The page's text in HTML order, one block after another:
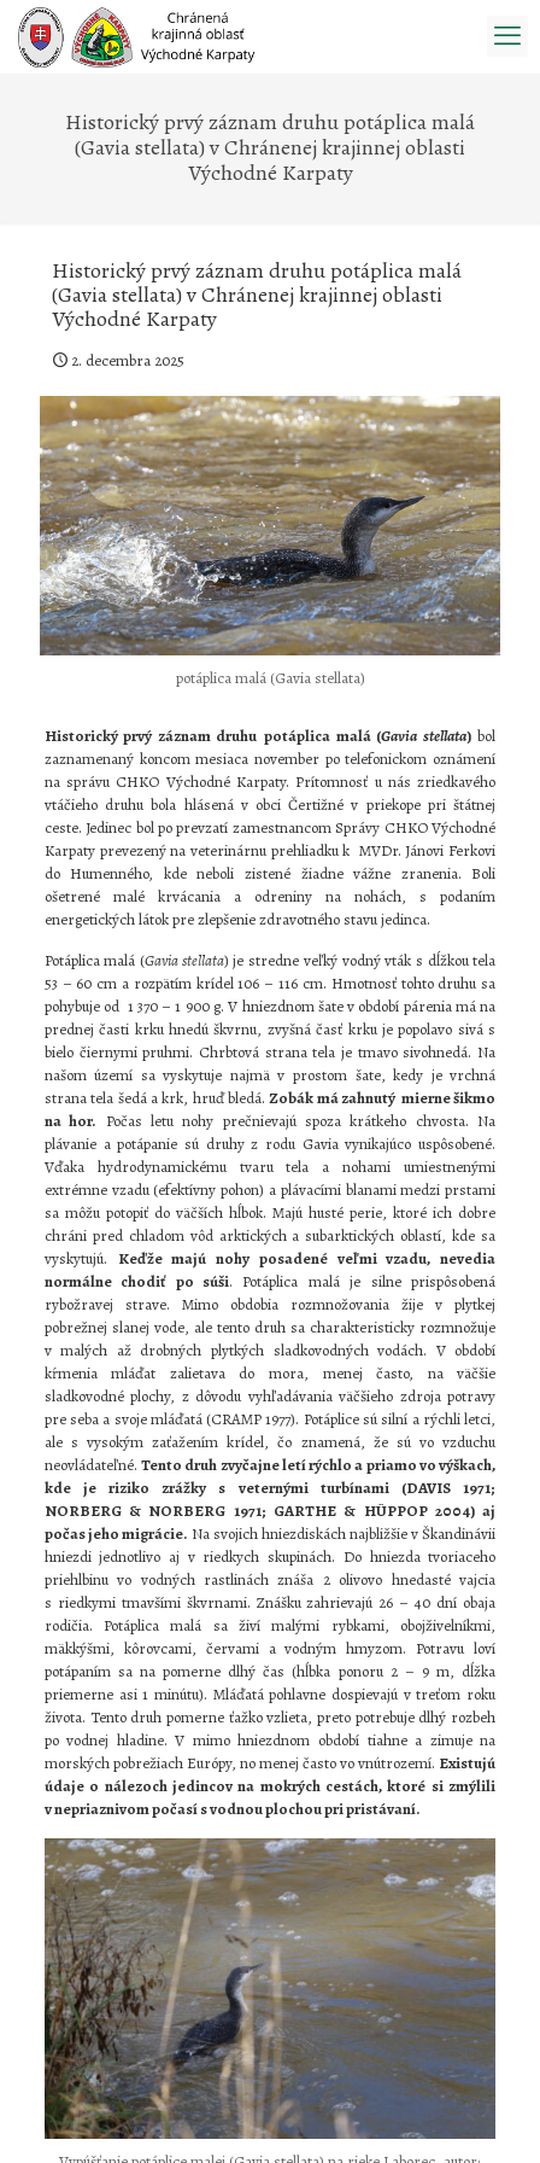
Prejsť
obsah
Historický prvý záznam druhu potáplica malá
(Gavia stellata) v Chránenej krajinnej oblasti
Východné Karpaty
Historický prvý záznam druhu potáplica malá
(Gavia stellata) v Chránenej krajinnej oblasti
Východné Karpaty
2. decembra 2025
potáplica malá (Gavia stellata)
Historický prvý záznam druhu potáplica malá (Gavia stellata)bol
zaznamenaný koncom mesiaca november po telefonickom oznámení
na správu CHKO Východné Karpaty. Prítomnosť u nás zriedkavého
vtáčieho druhu bola hlásená v obci Čertižné v priekope pri štátnej
ceste. Jedinec bol po prevzatí zamestnancom Správy CHKO Východné
Karpaty prevezený na veterinárnu prehliadku k MVDr. Jánovi Ferkovi
do Humenného, kde neboli zistené žiadne vážne zranenia. Boli
ošetrené malé krvácania a odreniny na nohách, s podaním
energetických látok pre zlepšenie zdravotného stavu jedinca.
Potáplica malá (Gavia stellata) je stredne veľký vodný vták s dĺžkou tela
53 – 60 cm a rozpätím krídel 106 – 116 cm. Hmotnosť tohto druhu sa
pohybuje od 1 370 – 1 900 g. V hniezdnom šate v období párenia má na
prednej časti krku hnedú škvrnu, zvyšná časť krku je popolavo sivá s
bielo čiernymi pruhmi. Chrbtová strana tela je tmavo sivohnedá. Na
našom území sa vyskytuje najmä v prostom šate, kedy je vrchná
strana tela šedá a krk, hruď bledá.Zobák má zahnutý mierne šikmo
na hor. Počas letu nohy prečnievajú spoza krátkeho chvosta. Na
plávanie a potápanie sú druhy z rodu Gavia vynikajúco uspôsobené.
Vďaka hydrodynamickému tvaru tela a nohami umiestnenými
extrémne vzadu (efektívny pohon) a plávacími blanami medzi prstami
sa môžu potopiť do väčších hĺbok. Majú husté perie, ktoré ich dobre
chráni pred chladom vôd arktických a subarktických oblastí, kde sa
vyskytujú. Keďže majú nohy posadené veľmi vzadu, nevedia
normálne chodiť po súši. Potáplica malá je silne prispôsobená
rybožravej strave. Mimo obdobia rozmnožovania žije v plytkej
pobrežnej slanej vode, ale tento druh sa charakteristicky rozmnožuje
v malých až drobných plytkých sladkovodných vodách. V období
kŕmenia mláďat zalietava do mora, menej často, na väčšie
sladkovodné plochy, z dôvodu vyhľadávania väčšieho zdroja potravy
pre seba a svoje mláďatá (CRAMP 1977). Potáplice sú silní a rýchli letci,
ale s vysokým zaťažením krídel, čo znamená, že sú vo vzduchu
neovládateľné.Tento druh zvyčajne letí rýchlo a priamo vo výškach,
kde je riziko zrážky s veternými turbínami (DAVIS 1971;
NORBERG & NORBERG 1971; GARTHE & HÜPPOP 2004) aj
počas jeho migrácie. Na svojich hniezdiskách najbližšie v Škandinávii
hniezdi jednotlivo aj v riedkych skupinách. Do hniezda tvoriaceho
priehlbinu vo vodných rastlinách znáša 2 olivovo hnedasté vajcia
s riedkymi tmavšími škvrnami. Znášku zahrievajú 26 – 40 dní obaja
rodičia. Potáplica malá sa živí malými rybkami, obojživelníkmi,
mäkkýšmi, kôrovcami, červami a vodným hmyzom. Potravu loví
potápaním sa na pomerne dlhý čas (hĺbka ponoru 2 – 9 m, dĺžka
priemerne asi 1 minútu). Mláďatá pohlavne dospievajú v treťom roku
života. Tento druh pomerne ťažko vzlieta, preto potrebuje dlhý rozbeh
po vodnej hladine. V mimo hniezdnom období tiahne a zimuje na
morských pobrežiach Európy, no menej často vo vnútrozemí. Existujú
údaje o nálezoch jedincov na mokrých cestách, ktoré si zmýlili
v nepriaznivom počasí s vodnou plochou pri pristávaní.